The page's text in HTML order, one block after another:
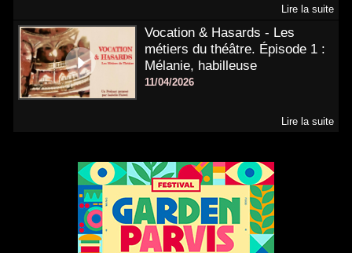
Lire la suite
Vocation & Hasards - Les
métiers du théâtre. Épisode 1 :
Mélanie, habilleuse
11/04/2026
Lire la suite